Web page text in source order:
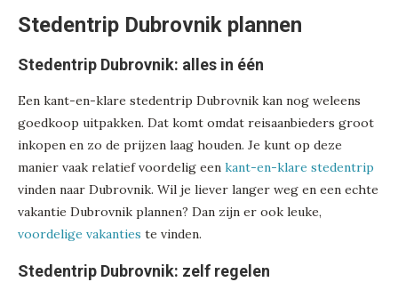
Stedentrip Dubrovnik plannen
Stedentrip Dubrovnik: alles in één
Een kant-en-klare stedentrip Dubrovnik kan nog weleens
goedkoop uitpakken. Dat komt omdat reisaanbieders groot
inkopen en zo de prijzen laag houden. Je kunt op deze
manier vaak relatief voordelig een kant-en-klare stedentrip
vinden naar Dubrovnik. Wil je liever langer weg en een echte
vakantie Dubrovnik plannen? Dan zijn er ook leuke,
voordelige vakanties te vinden.
Stedentrip Dubrovnik: zelf regelen